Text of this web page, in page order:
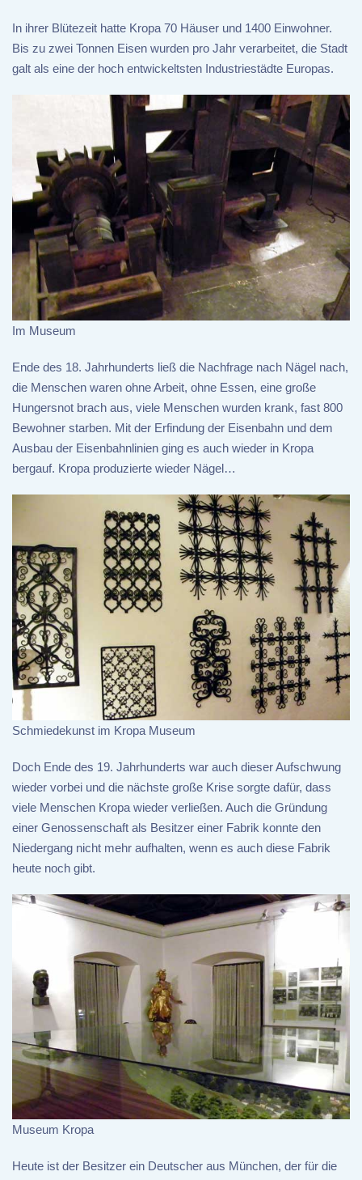
In ihrer Blütezeit hatte Kropa 70 Häuser und 1400 Einwohner.
Bis zu zwei Tonnen Eisen wurden pro Jahr verarbeitet, die Stadt
galt als eine der hoch entwickeltsten Industriestädte Europas.
Im Museum
Ende des 18. Jahrhunderts ließ die Nachfrage nach Nägel nach,
die Menschen waren ohne Arbeit, ohne Essen, eine große
Hungersnot brach aus, viele Menschen wurden krank, fast 800
Bewohner starben. Mit der Erfindung der Eisenbahn und dem
Ausbau der Eisenbahnlinien ging es auch wieder in Kropa
bergauf. Kropa produzierte wieder Nägel…
Schmiedekunst im Kropa Museum
Doch Ende des 19. Jahrhunderts war auch dieser Aufschwung
wieder vorbei und die nächste große Krise sorgte dafür, dass
viele Menschen Kropa wieder verließen. Auch die Gründung
einer Genossenschaft als Besitzer einer Fabrik konnte den
Niedergang nicht mehr aufhalten, wenn es auch diese Fabrik
heute noch gibt.
Museum Kropa
Heute ist der Besitzer ein Deutscher aus München, der für die